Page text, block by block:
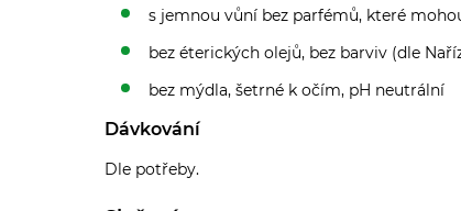
s jemnou vůní bez parfémů, které
bez éterických olejů, bez barviv (dle
bez mýdla, šetrné k očím, pH neutrální
Dávkování
Dle potřeby.